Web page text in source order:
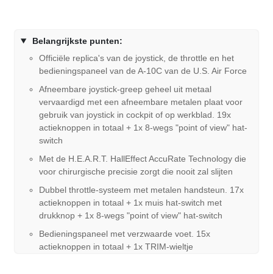
Belangrijkste punten:
Officiële replica's van de joystick, de throttle en het
bedieningspaneel van de A-10C van de U.S. Air Force
Afneembare joystick-greep geheel uit metaal
vervaardigd met een afneembare metalen plaat voor
gebruik van joystick in cockpit of op werkblad. 19x
actieknoppen in totaal + 1x 8-wegs "point of view" hat-
switch
Met de H.E.A.R.T. HallEffect AccuRate Technology die
voor chirurgische precisie zorgt die nooit zal slijten
Dubbel throttle-systeem met metalen handsteun. 17x
actieknoppen in totaal + 1x muis hat-switch met
drukknop + 1x 8-wegs "point of view" hat-switch
Bedieningspaneel met verzwaarde voet. 15x
actieknoppen in totaal + 1x TRIM-wieltje